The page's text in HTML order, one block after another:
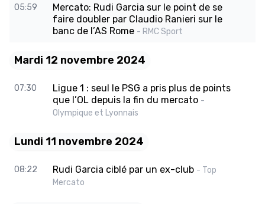
05:59
Mercato: Rudi Garcia sur le point de se
faire doubler par Claudio Ranieri sur le
banc de l’AS Rome - RMC Sport
Mardi 12 novembre 2024
07:30
Ligue 1 : seul le PSG a pris plus de points
que l’OL depuis la fin du mercato -
Olympique et Lyonnais
Lundi 11 novembre 2024
08:22 Rudi Garcia ciblé par un ex-club - Top
Mercato